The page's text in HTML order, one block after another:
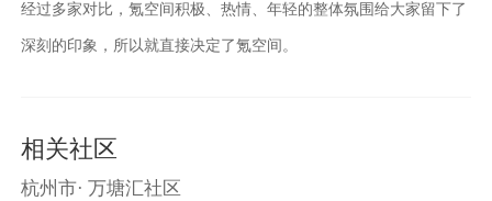
经过多家对比，氪空间积极、热情、年轻的整体氛围给大家留下了
深刻的印象，所以就直接决定了氪空间。
相关社区
杭州市· 万塘汇社区